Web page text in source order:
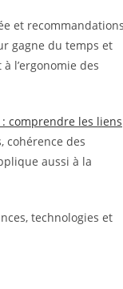
et
gagne du temps et
l’ergonomie des
comprendre les liens
cohérence des
aussi à la
technologies et